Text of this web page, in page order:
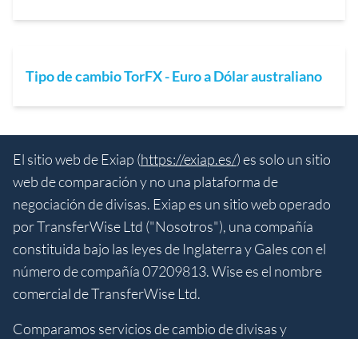
Tipo de cambio TorFX - Euro a Dólar australiano
El sitio web de Exiap (https://exiap.es/) es solo un sitio
web de comparación y no una plataforma de
negociación de divisas. Exiap es un sitio web operado
por TransferWise Ltd ("Nosotros"), una compañía
constituida bajo las leyes de Inglaterra y Gales con el
número de compañía 07209813. Wise es el nombre
comercial de TransferWise Ltd.
Comparamos servicios de cambio de divisas y